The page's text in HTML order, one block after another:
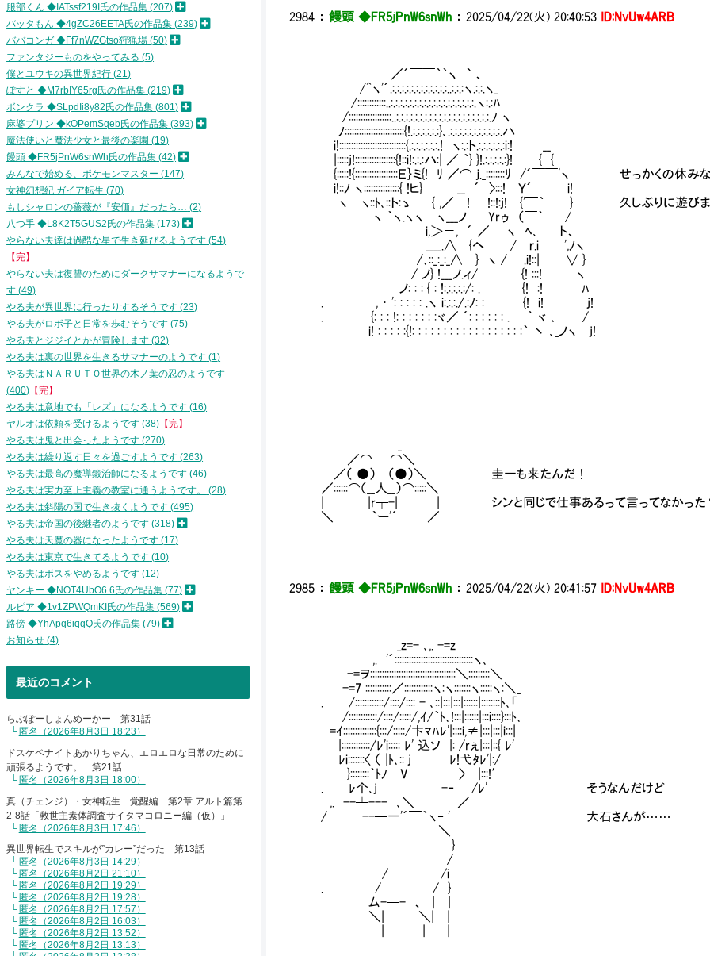
2984 ： 饅頭 ◆FR5jPnW6snWh ： 2025/04/22(火) 20:40:53 ID:NvUw4ARB
／´￣￣｀｀ヽ ` 、
/^ヽ'´.:.:.:.:.:.:.:.:.:.:.:.:..:.:.:ヽ.:.:.ヽ_
/::::::::::::..:.:.:.:.:.:.:.:.:.:.:.:.:.:.:.:.:.:.ヽ:.:ﾊ
/::::::::::::::::::..:.:.:.:.:.:.:.:.:.:.:.:.:.:.:.:.:.:.:.:.ﾉ ヽ
ﾉ:::::::::::::::::::::::::{!.:.:.:.:.:.:}､.:.:.:.:.:.:.:.:.:.:.:.ハ
i!::::::::::::::::::::::::::::{.:.:.:.:.:.:.! ヽ:.:ト.:.:.:.:.:.:i:! __
|:::::j!:::::::::::::::::{!::i!:.:.:ハ:| ／ ｀} }!.:.:.:.:.:}! { {
{:::::!{::::::::::::::::::Ｅ｝ミ{! ﾘ ／⌒ ｊ._::::::::ﾘ /´￣￣'ヽ せっかくの休み
i!::ﾉ ヽ:::::::::::::::{ !ヒ} __ ´ 〉:::! Ｙ´ i!
ヽ ヽ::ﾄ､::ト:ゝ { ,／ ! !::!:j! {'￣｀ } 久しぶりに遊びまく
ヽ ｀ヽ.ヽヽ ヽ___ノ Yrゥ （￣｀ /
i,＞－, ´ ／ ヽ ﾍ､ ト、
____.∧ {ヘ / ｒ.i ',ﾉヽ
/､::_:_:_∧ } ヽ / .i!::| ∨ }
/ ノ} !___ノ.ィ/ {! :::! ヽ
ノ: : : { : !:.:.:.:.:/: . {! :! ﾊ
. , ･ ': : : : : .ヽ i:.:.:./.:ﾉ: : {! i! j!
. {: : : !: : : : : : :ヾ／ ´: : : : : : . ｀ ヾ ､ /
i! : : : : :{!: : : : : : : : : : : : : : : : : :｀ 丶 ､_ノヽ j!
／⌒ ⌒＼
／（ ●） （●）＼ 圭一も来たんだ！
／::::::⌒（__人__）⌒:::::＼
| |r┬-| | シンと同じで仕事あるって言ってなかった
＼ `ー'´ ／
2985 ： 饅頭 ◆FR5jPnW6snWh ： 2025/04/22(火) 20:41:57 ID:NvUw4ARB
_z=- ､,. -=z＿
,. '´:::::::::::::::::::::::::::::::::ヽ､
-=ヲ::::::::::::::::::::::::::::::::::::＼:::::::::＼
-=7 :::::::::::／::::::::::::ヽ:ヽ:::::::ヽ:::::ヽ:＼_
. /::::::::::::/::::/:::: - ､::|:::|:::|::::::|::::::::ﾄ､「
/::::::::::::/::::/:::::/,ｲ/｀ﾄ､!:::|::::::|:::i::::}:::ﾄ､
=ｲ::::::::::::::{:::/:::::/卞ﾏﾊﾚ'|::::i,≠|:::|:::|i:::|
|::::::::::::/ﾚ'i::::: ﾚ' 込ソ |: /rぇ|:::|::{ ﾚ'
ﾚi:::::::〈 （ |ﾄ､:: j ﾚ!弋ﾀﾚ'|:/
}::::::::｀ﾄﾉ V 〉 |:::!′
. ﾚ个､j -‐ /ﾚ' そうなんだけど
,. --┴--- ､＼ ／
/ --─一'´￣｀ヽ‐ ' 大石さんが……
＼
}
/
/ /i
. / / }
厶-─- 、 | |
＼| ＼| |
服部くん ◆IATssf219I氏の作品集 207
バッタもん ◆4gZC26EETA氏の作品集 239
ババコンガ ◆Ff7nWZGtso狩猟場 50
ファンタジーものをやってみる 5
僕とユウキの異世界紀行 21
ぽすと ◆M7rbIY65rg氏の作品集 219
ボンクラ ◆SLpdIi8y82氏の作品集 801
麻婆プリン ◆kOPemSqeb氏の作品集 393
魔法使いと魔法少女と最後の楽園
19
饅頭 ◆FR5jPnW6snWh氏の作品集 42
みんなで始める、ポケモンマスター
147
女神幻想紀 ガイア転生 70
もしシャロンの薔薇が『安価』だったら… 2
八つ手 ◆L8K2T5GUS2氏の作品集 173
やらない夫達は過酷な星で生き延びるようです 54
【完】
やらない夫は復讐のためにダークサマナーになるようで
す 49
やる夫が異世界に行ったりするそうです 23
やる夫がロボ子と日常を歩むそうです 75
やる夫とジジイとかが冒険します 32
やる夫は裏の世界を生きるサマナーのようです 1
やる夫はＮＡＲＵＴＯ世界の木ノ葉の忍のようです
400
【完】
やる夫は意地でも「レズ」になるようです 16
ヤルオは依頼を受けるようです 38
【完】
やる夫は鬼と出会ったようです 270
やる夫は繰り返す日々を過ごすようです 263
やる夫は最高の魔導鍛治師になるようです 46
やる夫は実力至上主義の教室に通うようです。
28
やる夫は斜陽の国で生き抜くようです 495
やる夫は帝国の後継者のようです 318
やる夫は天魔の器になったようです 17
やる夫は東京で生きてるようです 10
やる夫はボスをやめるようです 12
ヤンキー ◆NOT4UbO6.6氏の作品集 77
ルピア ◆1v1ZPWQmKI氏の作品集 569
路傍 ◆YhApq6iqqQ氏の作品集 79
お知らせ 4
最近のコメント
らぶぽーしょんめーかー 第31話
匿名（2026年8月3日 18:23）
ドスケベナイトあかりちゃん、エロエロな日常のために
頑張るようです。 第21話
匿名（2026年8月3日 18:00）
真（チェンジ）・女神転生 覚醒編 第2章 アルト篇第
2-8話「救世主素体調査サイタマコロニー編（仮）」
匿名（2026年8月3日 17:46）
異世界転生でスキルが”カレー”だった 第13話
匿名（2026年8月3日 14:29）
匿名（2026年8月2日 21:10）
匿名（2026年8月2日 19:29）
匿名（2026年8月2日 19:28）
匿名（2026年8月2日 17:57）
匿名（2026年8月2日 16:03）
匿名（2026年8月2日 13:52）
匿名（2026年8月2日 13:13）